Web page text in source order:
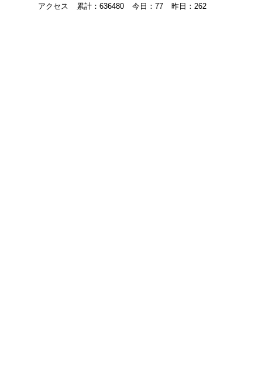
アクセス 累計：636480 今日：77 昨日：262